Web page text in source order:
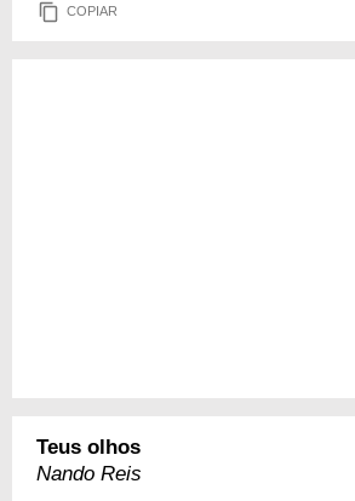
COPIAR
Teus olhos
Nando Reis